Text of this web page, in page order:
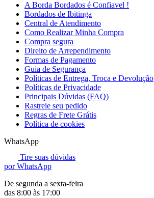
A Borda Bordados é Confiavel !
Bordados de Ibitinga
Central de Atendimento
Como Realizar Minha Compra
Compra segura
Direito de Arrependimento
Formas de Pagamento
Guia de Segurança
Políticas de Entrega, Troca e Devolução
Políticas de Privacidade
Principais Dúvidas (FAQ)
Rastreie seu pedido
Regras de Frete Grátis
Política de cookies
WhatsApp
Tire suas dúvidas
por WhatsApp
De segunda a sexta-feira
das 8:00 às 17:00